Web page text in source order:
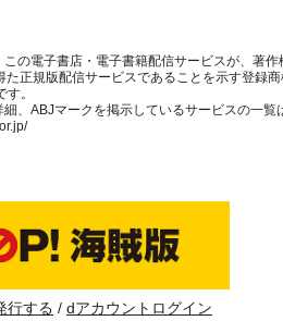
の電子書店・電子書籍配信サービスが、著作
た正規版配信サービスであることを示す登録
。
、ABJマークを掲示しているサービスの一覧
行する dアカウントログイン